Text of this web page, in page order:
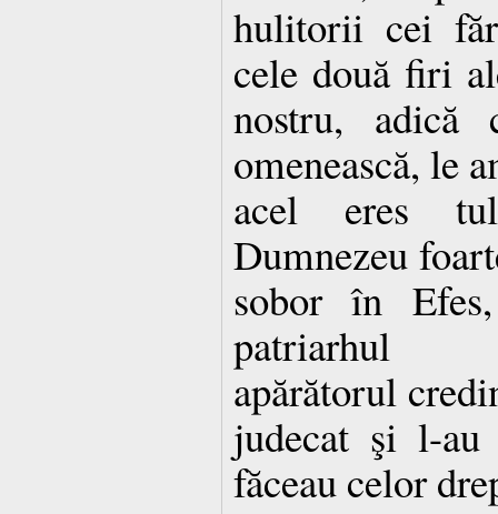
hulitorii cei
cele două firi
nostru, adică
omenească, le
acel eres
Dumnezeu
sobor în
patriarhul
apărătorul
judecat şi l-
făceau celor